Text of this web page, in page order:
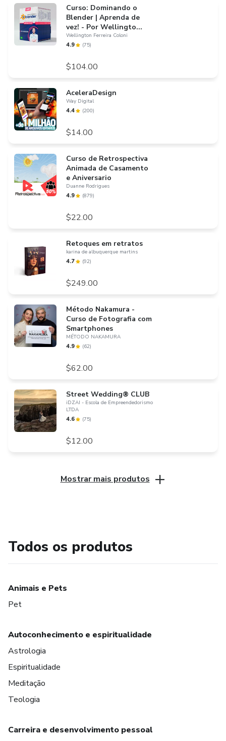
Curso: Dominando o
Blender | Aprenda de
vez! - Por Wellingto...
Wellington Ferreira Coloni
4.9 (75)
$104.00
AceleraDesign
Way Digital
4.4 (200)
$14.00
Curso de Retrospectiva
Animada de Casamento
e Aniversario
Duanne Rodrigues
4.9 (879)
$22.00
Retoques em retratos
karina de albuquerque martins
4.7 (92)
$249.00
Método Nakamura -
Curso de Fotografia com
Smartphones
MÉTODO NAKAMURA
4.9 (62)
$62.00
Street Wedding® CLUB
iDZAI - Escola de Empreendedorismo
LTDA
4.6 (75)
$12.00
Mostrar mais produtos
Todos os produtos
Animais e Pets
Pet
Autoconhecimento e espiritualidade
Astrologia
Espiritualidade
Meditação
Teologia
Carreira e desenvolvimento pessoal